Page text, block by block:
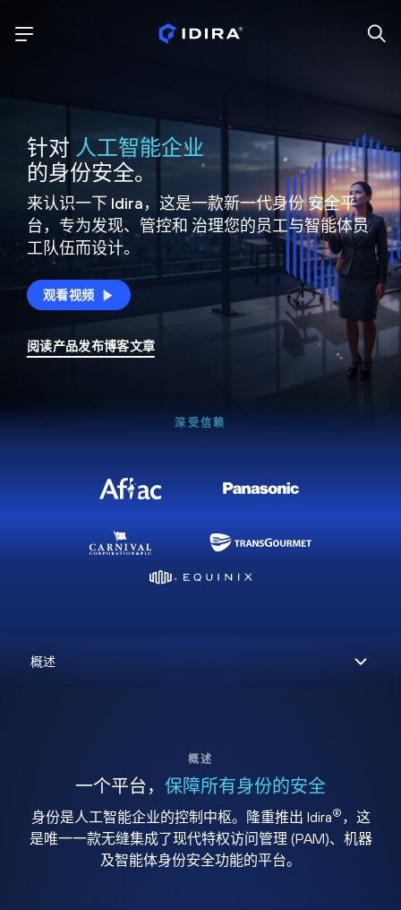
针对 人工智能企业
的身份安全。
来认识一下 Idira，这是一款新一代身份安全平
台，专为发现、管控和 治理您的员工与智能体员
工队伍而设计。
观看视频
阅读产品发布博客文章
深受信赖
概述
一个平台， 保障所有身份的安全
身份是人工智能企业的控制中枢。隆重推出 Idira® ，这
是唯一一款无缝集成了现代特权访问管理 (PAM)、机器
及智能体身份安全功能的平台。